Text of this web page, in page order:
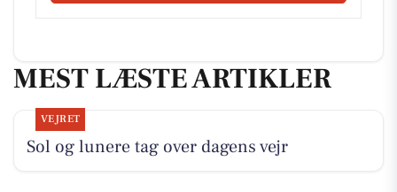
MEST LÆSTE ARTIKLER
VEJRET
Sol og lunere tag over dagens vejr